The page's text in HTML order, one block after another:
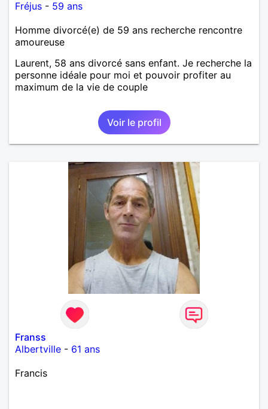
Fréjus - 59 ans
Homme divorcé(e) de 59 ans recherche rencontre
amoureuse
Laurent, 58 ans divorcé sans enfant. Je recherche la
personne idéale pour moi et pouvoir profiter au
maximum de la vie de couple
Voir le profil
Franss
Albertville - 61 ans
Francis